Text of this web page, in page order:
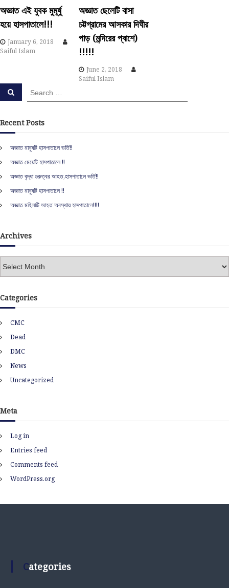
v
i
g
t
i
o
n
অজ্ঞাত এই যুবক মুমূর্ষু
হয়ে হাসপাতালে!!!
January 6, 2018
Saiful Islam
অজ্ঞাত ছেলেটি বাসা
চট্টগ্রামের আসকার দিঘীর
পাড় (মন্দিরের প্বাশে)
!!!!!
June 2, 2018
Saiful Islam
e
r
c
f
o
r
S
h
Recent Posts
অজ্ঞাত মানুষটি হাসপাতালে ভর্তি!!
অজ্ঞাত মেয়েটি হাসপাতালে !!
অজ্ঞাত বৃদ্ধা গুরুত্বর আহত,হাসপাতালে ভর্তি!!
অজ্ঞাত মানুষটি হাসপাতালে !!
অজ্ঞাত মহিলাটি আহত অবস্থায় হাসপাতালে!!!!
Archives
h
e
s
Categories
CMC
Dead
DMC
News
Uncategorized
Meta
Log in
Entries feed
Comments feed
WordPress.org
Categories